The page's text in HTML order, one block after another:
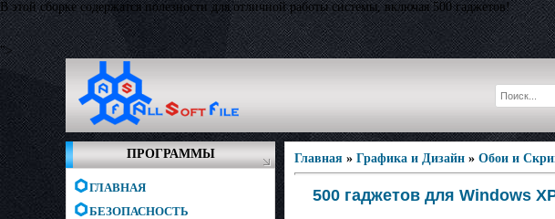
В этой сборке содержатся полезности для отличной работы системы, включая 500 гаджетов!
">
ПРОГРАММЫ
ГЛАВНАЯ
БЕЗОПАСНОСТЬ
Главная » Графика и Дизайн » Обои и
500 гаджетов для Windows